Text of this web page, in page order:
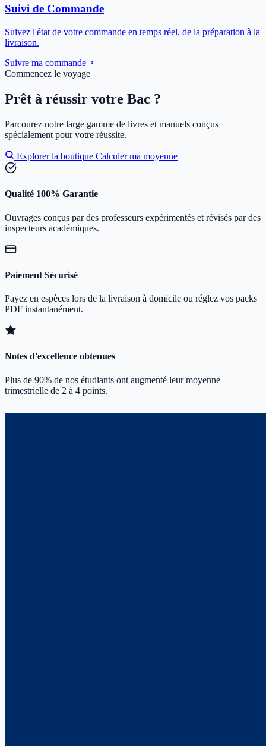
Suivi de Commande
Suivez l'état de votre commande en temps réel, de la préparation à la
livraison.
Suivre ma commande
Commencez le voyage
Prêt à réussir votre Bac ?
Parcourez notre large gamme de livres et manuels conçus
spécialement pour votre réussite.
Explorer la boutique Calculer ma moyenne
Qualité 100% Garantie
Ouvrages conçus par des professeurs expérimentés et révisés par des
inspecteurs académiques.
Paiement Sécurisé
Payez en espèces lors de la livraison à domicile ou réglez vos packs
PDF instantanément.
Notes d'excellence obtenues
Plus de 90% de nos étudiants ont augmenté leur moyenne
trimestrielle de 2 à 4 points.